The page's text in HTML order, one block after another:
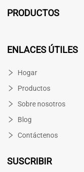
PRODUCTOS
ENLACES ÚTILES
Hogar
Productos
Sobre nosotros
Blog
Contáctenos
SUSCRIBIR